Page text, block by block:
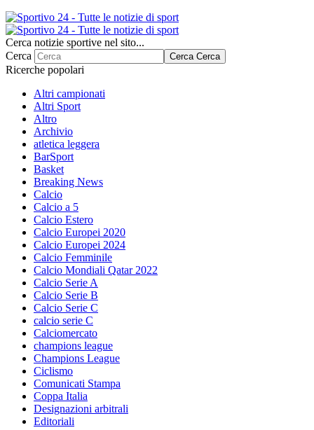
Cerca notizie sportive nel sito...
Cerca
Cerca Cerca
Ricerche popolari
Altri campionati
Altri Sport
Altro
Archivio
atletica leggera
BarSport
Basket
Breaking News
Calcio
Calcio a 5
Calcio Estero
Calcio Europei 2020
Calcio Europei 2024
Calcio Femminile
Calcio Mondiali Qatar 2022
Calcio Serie A
Calcio Serie B
Calcio Serie C
calcio serie C
Calciomercato
champions league
Champions League
Ciclismo
Comunicati Stampa
Coppa Italia
Designazioni arbitrali
Editoriali